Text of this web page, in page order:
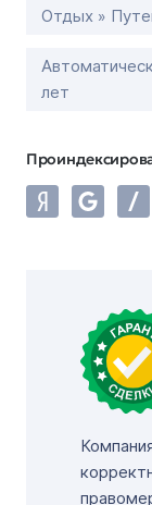
Отдых »
лет